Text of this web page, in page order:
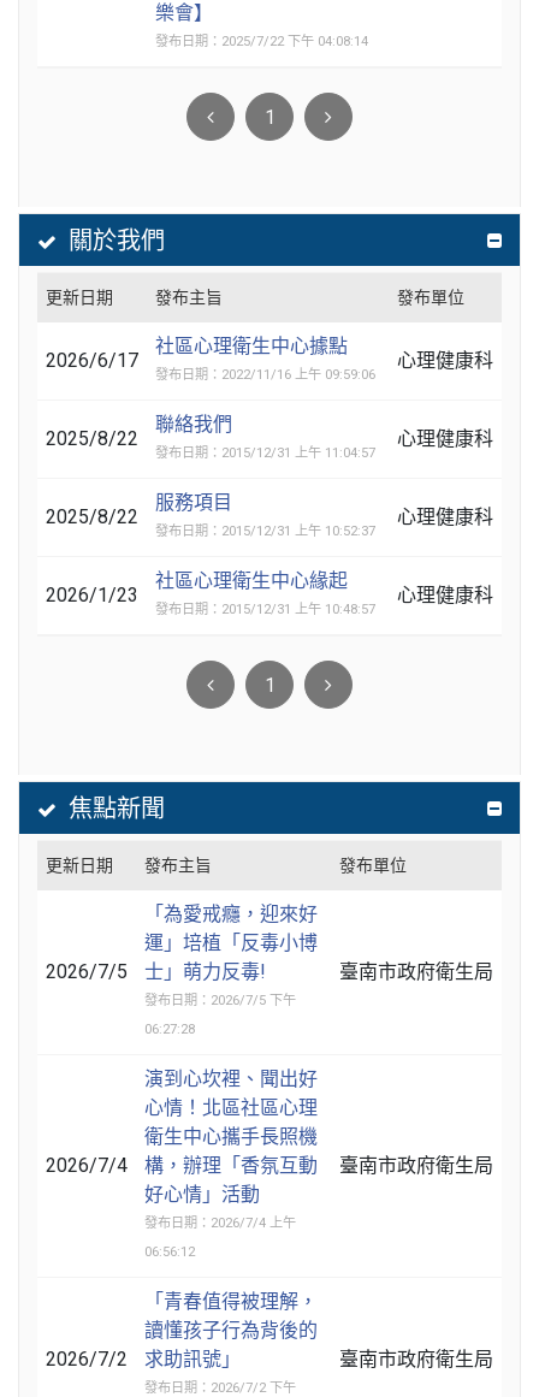
樂會】
發布日期：2025/7/22 下午 04:08:14
1
關於我們
更新日期 發布主旨 發布單位
2026/6/17
社區心理衛生中心據點
發布日期：2022/11/16 上午 09:59:06
心理健康科
2025/8/22
聯絡我們
發布日期：2015/12/31 上午 11:04:57
心理健康科
2025/8/22
服務項目
發布日期：2015/12/31 上午 10:52:37
心理健康科
2026/1/23
社區心理衛生中心緣起
發布日期：2015/12/31 上午 10:48:57
心理健康科
1
焦點新聞
更新日期 發布主旨 發布單位
2026/7/5
「為愛戒癮，迎來好
運」培植「反毒小博
士」萌力反毒!
發布日期：2026/7/5 下午
06:27:28
臺南市政府衛生局
2026/7/4
演到心坎裡、聞出好
心情！北區社區心理
衛生中心攜手長照機
構，辦理「香氛互動
好心情」活動
發布日期：2026/7/4 上午
06:56:12
臺南市政府衛生局
2026/7/2
「青春值得被理解，
讀懂孩子行為背後的
求助訊號」
發布日期：2026/7/2 下午
臺南市政府衛生局